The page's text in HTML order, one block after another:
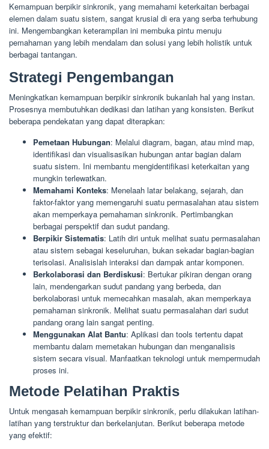
Kemampuan berpikir sinkronik, yang memahami keterkaitan berbagai
elemen dalam suatu sistem, sangat krusial di era yang serba terhubung
ini. Mengembangkan keterampilan ini membuka pintu menuju
pemahaman yang lebih mendalam dan solusi yang lebih holistik untuk
berbagai tantangan.
Strategi Pengembangan
Meningkatkan kemampuan berpikir sinkronik bukanlah hal yang instan.
Prosesnya membutuhkan dedikasi dan latihan yang konsisten. Berikut
beberapa pendekatan yang dapat diterapkan:
Pemetaan Hubungan: Melalui diagram, bagan, atau mind map,
identifikasi dan visualisasikan hubungan antar bagian dalam
suatu sistem. Ini membantu mengidentifikasi keterkaitan yang
mungkin terlewatkan.
Memahami Konteks: Menelaah latar belakang, sejarah, dan
faktor-faktor yang memengaruhi suatu permasalahan atau sistem
akan memperkaya pemahaman sinkronik. Pertimbangkan
berbagai perspektif dan sudut pandang.
Berpikir Sistematis: Latih diri untuk melihat suatu permasalahan
atau sistem sebagai keseluruhan, bukan sekadar bagian-bagian
terisolasi. Analisislah interaksi dan dampak antar komponen.
Berkolaborasi dan Berdiskusi: Bertukar pikiran dengan orang
lain, mendengarkan sudut pandang yang berbeda, dan
berkolaborasi untuk memecahkan masalah, akan memperkaya
pemahaman sinkronik. Melihat suatu permasalahan dari sudut
pandang orang lain sangat penting.
Menggunakan Alat Bantu: Aplikasi dan tools tertentu dapat
membantu dalam memetakan hubungan dan menganalisis
sistem secara visual. Manfaatkan teknologi untuk mempermudah
proses ini.
Metode Pelatihan Praktis
Untuk mengasah kemampuan berpikir sinkronik, perlu dilakukan latihan-
latihan yang terstruktur dan berkelanjutan. Berikut beberapa metode
yang efektif: